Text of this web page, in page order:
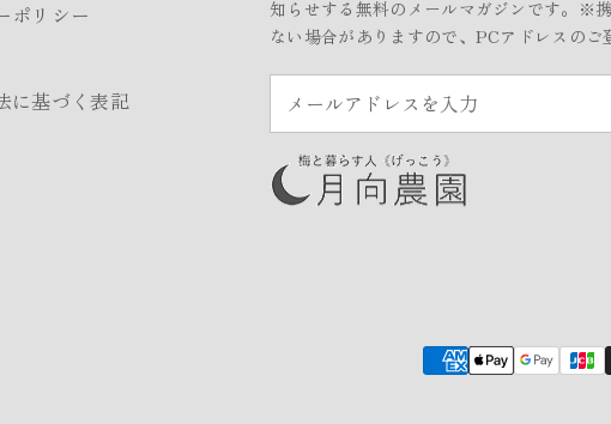
ポリシー
に基づく表記
知らせする無料のメールマガジンです。※
ない場合がありますので、PCアドレスのご